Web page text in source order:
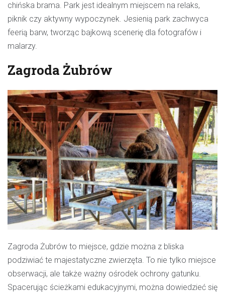
chińska brama. Park jest idealnym miejscem na relaks,
piknik czy aktywny wypoczynek. Jesienią park zachwyca
feerią barw, tworząc bajkową scenerię dla fotografów i
malarzy.
Zagroda Żubrów
Zagroda Żubrów to miejsce, gdzie można z bliska
podziwiać te majestatyczne zwierzęta. To nie tylko miejsce
obserwacji, ale także ważny ośrodek ochrony gatunku.
Spacerując ścieżkami edukacyjnymi, można dowiedzieć się